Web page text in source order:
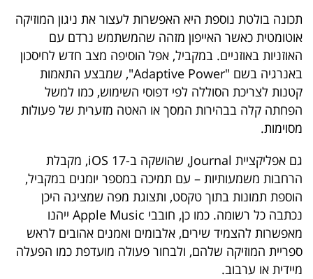
40
UNDER
40
שיתופי
פעולה
דרושים
ניוזלטרים
תכונה בולטת נוספת היא האפשרות לעצור את ניגון המוזיקה
אוטומטית כאשר האייפון מזהה שהמשתמש נרדם עם
האוזניות באוזניים. במקביל, אפל הוסיפה מצב חדש לחיסכון
באנרגיה בשם "Adaptive Power", שמבצע התאמות
קטנות לצריכת הסוללה לפי דפוסי השימוש, כמו למשל
הפחתה קלה בבהירות המסך או האטה מזערית של פעולות
מסוימות.
גם אפליקציית Journal, שהושקה ב-iOS 17, מקבלת
הרחבות משמעותיות – עם תמיכה במספר יומנים במקביל,
הוספת תמונות בתוך טקסט, ותצוגת מפה שמציגה היכן
נכתבה כל רשומה. כמו כן, חובבי Apple Music ייהנו
מאפשרות להצמיד שירים, אלבומים ואמנים אהובים לראש
ספריית המוזיקה שלהם, ולבחור פעולה מועדפת כמו הפעלה
מיידית או ערבוב.